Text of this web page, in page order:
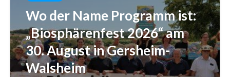
Wo der Name Programm ist:
„Biosphärenfest 2026“ am
30. August in Gersheim-
Walsheim